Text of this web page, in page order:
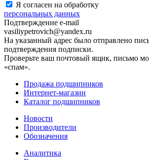
Я согласен на обработку
персональных данных
Подтверждение e-mail
vasiliypetrovich@yandex.ru
На указанный адрес было отправлено
подтверждения подписки.
Проверьте ваш почтовый ящик, письмо
«спам».
Продажа подшипников
Интернет-магазин
Каталог подшипников
Новости
Производители
Обозначения
Аналитика